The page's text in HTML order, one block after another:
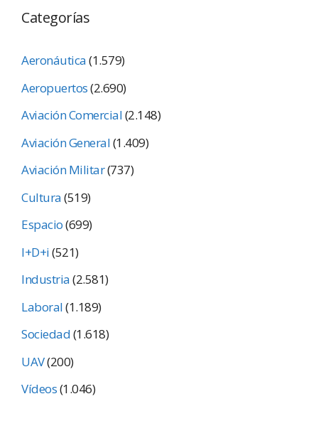
Categorías
Aeronáutica(1.579)
Aeropuertos(2.690)
Aviación Comercial(2.148)
Aviación General(1.409)
Aviación Militar(737)
Cultura(519)
Espacio(699)
I+D+i(521)
Industria(2.581)
Laboral(1.189)
Sociedad(1.618)
UAV(200)
Vídeos(1.046)